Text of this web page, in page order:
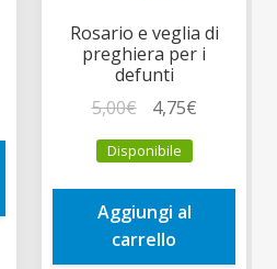
Rosario e veglia di
preghiera per i
defunti
5,00€
prezzo
originale
era:
5,00€.
4,75€Il
è:
Disponibile
Aggiungi al
carrello